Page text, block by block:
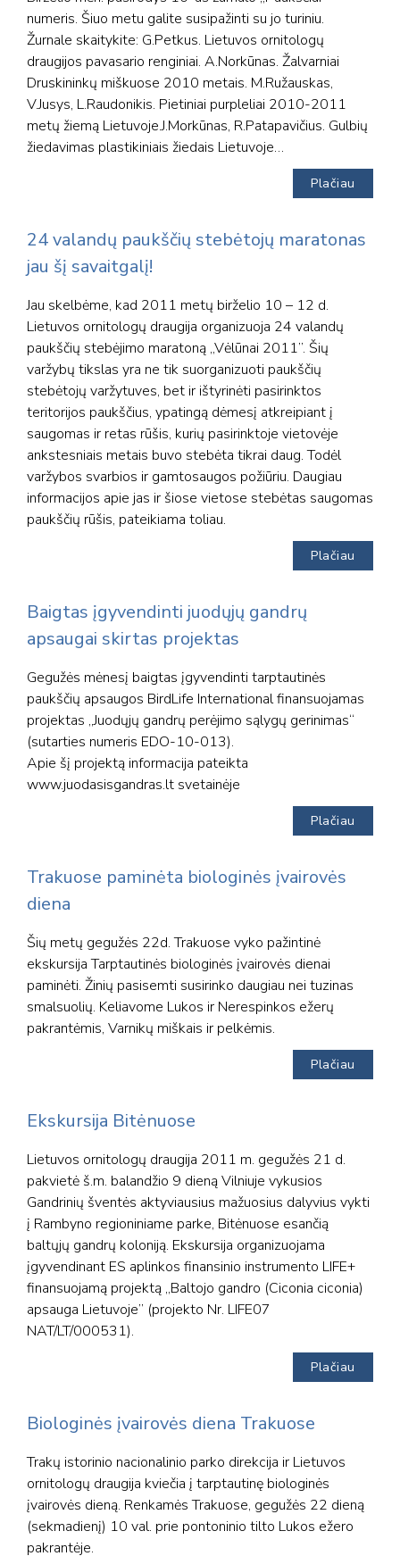
numeris. Šiuo metu galite susipažinti su jo turiniu.
Žurnale skaitykite: G.Petkus. Lietuvos ornitologų
draugijos pavasario renginiai. A.Norkūnas. Žalvarniai
Druskininkų miškuose 2010 metais. M.Ružauskas,
V.Jusys, L.Raudonikis. Pietiniai purpleliai 2010-2011
metų žiemą Lietuvoje.J.Morkūnas, R.Patapavičius. Gulbių
žiedavimas plastikiniais žiedais Lietuvoje…
Plačiau
24 valandų paukščių stebėtojų maratonas
jau šį savaitgalį!
Jau skelbėme, kad 2011 metų birželio 10 – 12 d.
Lietuvos ornitologų draugija organizuoja 24 valandų
paukščių stebėjimo maratoną „Vėlūnai 2011”. Šių
varžybų tikslas yra ne tik suorganizuoti paukščių
stebėtojų varžytuves, bet ir ištyrinėti pasirinktos
teritorijos paukščius, ypatingą dėmesį atkreipiant į
saugomas ir retas rūšis, kurių pasirinktoje vietovėje
ankstesniais metais buvo stebėta tikrai daug. Todėl
varžybos svarbios ir gamtosaugos požiūriu. Daugiau
informacijos apie jas ir šiose vietose stebėtas saugomas
paukščių rūšis, pateikiama toliau.
Plačiau
Baigtas įgyvendinti juodųjų gandrų
apsaugai skirtas projektas
Gegužės mėnesį baigtas įgyvendinti tarptautinės
paukščių apsaugos BirdLife International finansuojamas
projektas „Juodųjų gandrų perėjimo sąlygų gerinimas“
(sutarties numeris EDO-10-013).
Apie šį projektą informacija pateikta
www.juodasisgandras.lt svetainėje
Plačiau
Trakuose paminėta biologinės įvairovės
diena
Šių metų gegužės 22d. Trakuose vyko pažintinė
ekskursija Tarptautinės biologinės įvairovės dienai
paminėti. Žinių pasisemti susirinko daugiau nei tuzinas
smalsuolių. Keliavome Lukos ir Nerespinkos ežerų
pakrantėmis, Varnikų miškais ir pelkėmis.
Plačiau
Ekskursija Bitėnuose
Lietuvos ornitologų draugija 2011 m. gegužės 21 d.
pakvietė š.m. balandžio 9 dieną Vilniuje vykusios
Gandrinių šventės aktyviausius mažuosius dalyvius vykti
į Rambyno regioniniame parke, Bitėnuose esančią
baltųjų gandrų koloniją. Ekskursija organizuojama
įgyvendinant ES aplinkos finansinio instrumento LIFE+
finansuojamą projektą „Baltojo gandro (Ciconia ciconia)
apsauga Lietuvoje” (projekto Nr. LIFE07
NAT/LT/000531).
Plačiau
Biologinės įvairovės diena Trakuose
Trakų istorinio nacionalinio parko direkcija ir Lietuvos
ornitologų draugija kviečia į tarptautinę biologinės
įvairovės dieną. Renkamės Trakuose, gegužės 22 dieną
(sekmadienį) 10 val. prie pontoninio tilto Lukos ežero
pakrantėje.